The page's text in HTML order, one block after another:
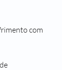
com